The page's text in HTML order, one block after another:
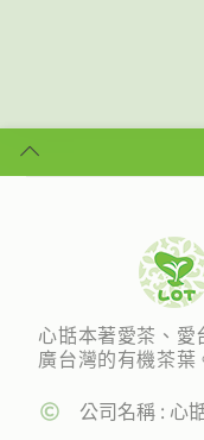
心甛本著愛茶、愛
廣台灣的有機茶葉
公司名稱 : 心